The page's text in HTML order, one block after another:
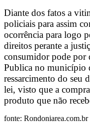
Diante dos fatos a
policiais para assim
ocorrência para logo
direitos perante a
consumidor pode por
Publica no município
ressarcimento do seu
lei, visto que a
produto que não
fonte: Rondoniarea.com.br